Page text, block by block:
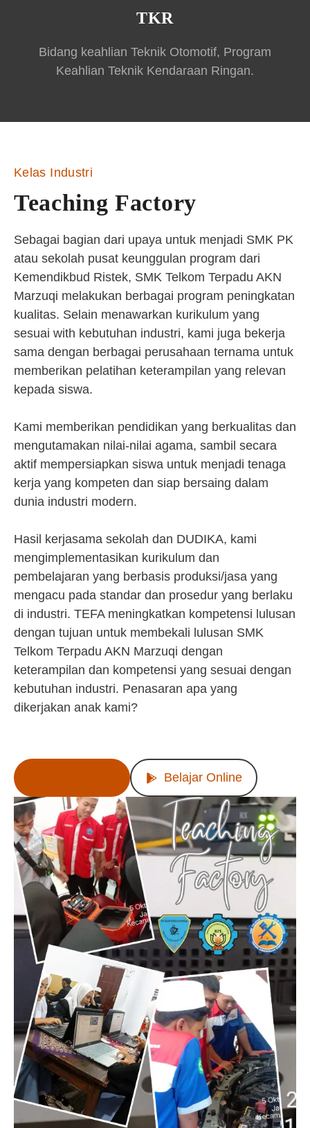
TKR
Bidang keahlian Teknik Otomotif, Program
Keahlian Teknik Kendaraan Ringan.
Kelas Industri
Teaching Factory
Sebagai bagian dari upaya untuk menjadi SMK PK
atau sekolah pusat keunggulan program dari
Kemendikbud Ristek, SMK Telkom Terpadu AKN
Marzuqi melakukan berbagai program peningkatan
kualitas. Selain menawarkan kurikulum yang
sesuai with kebutuhan industri, kami juga bekerja
sama dengan berbagai perusahaan ternama untuk
memberikan pelatihan keterampilan yang relevan
kepada siswa.
Kami memberikan pendidikan yang berkualitas dan
mengutamakan nilai-nilai agama, sambil secara
aktif mempersiapkan siswa untuk menjadi tenaga
kerja yang kompeten dan siap bersaing dalam
dunia industri modern.
Hasil kerjasama sekolah dan DUDIKA, kami
mengimplementasikan kurikulum dan
pembelajaran yang berbasis produksi/jasa yang
mengacu pada standar dan prosedur yang berlaku
di industri. TEFA meningkatkan kompetensi lulusan
dengan tujuan untuk membekali lulusan SMK
Telkom Terpadu AKN Marzuqi dengan
keterampilan dan kompetensi yang sesuai dengan
kebutuhan industri. Penasaran apa yang
dikerjakan anak kami?
Belajar Online